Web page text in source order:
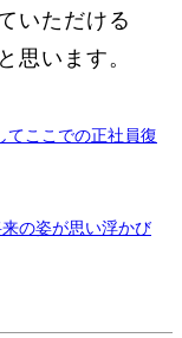
いただける
思います。
てここでの正社員復
の姿が思い浮かび